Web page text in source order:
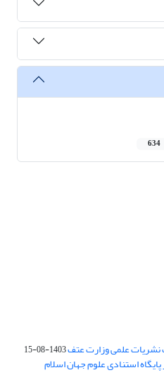
634
علمی وزارت عتف1403-08-15
استنادی علوم جهان اسلام